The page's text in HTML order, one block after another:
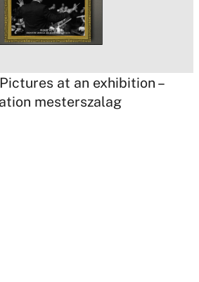
at an exhibition –
mesterszalag